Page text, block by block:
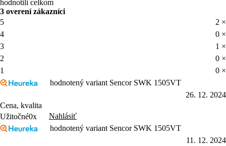
hodnotili celkom
3 overení zákazníci
5
2 ×
4
0 ×
3
1 ×
2
0 ×
1
0 ×
hodnotený variant Sencor SWK 1505VT
26. 12. 2024
Cena, kvalita
Užitočné0x
Nahlásiť
hodnotený variant Sencor SWK 1505VT
11. 12. 2024